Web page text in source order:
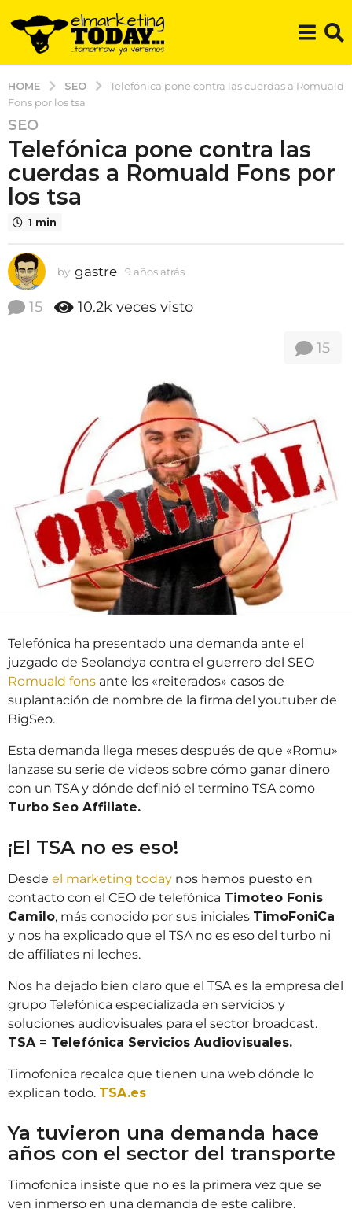
HOME SEO
Telefónica pone contra las cuerdas a Romuald
Fons por los tsa
9
a
o
s
a
r
á
6
SEO
Telefónica pone contra las
cuerdas a Romuald Fons por
los tsa
1 min
by gastre 9 años atrás
ñ
á
s
15 10.2k veces visto
15
Telefónica ha presentado una demanda ante el
juzgado de Seolandya contra el guerrero del SEO
Romuald fons ante los «reiterados» casos de
suplantación de nombre de la firma del youtuber de
BigSeo.
Esta demanda llega meses después de que «Romu»
lanzase su serie de videos sobre cómo ganar dinero
con un TSA y dónde definió el termino TSA como
Turbo Seo Affiliate.
¡El TSA no es eso!
Desde el marketing today nos hemos puesto en
contacto con el CEO de telefónica Timoteo Fonis
Camilo, más conocido por sus iniciales TimoFoniCa
y nos ha explicado que el TSA no es eso del turbo ni
de affiliates ni leches.
Nos ha dejado bien claro que el TSA es la empresa del
grupo Telefónica especializada en servicios y
soluciones audiovisuales para el sector broadcast.
TSA = Telefónica Servicios Audiovisuales.
Timofonica recalca que tienen una web dónde lo
explican todo. TSA.es
Ya tuvieron una demanda hace
años con el sector del transporte
Timofonica insiste que no es la primera vez que se
ven inmerso en una demanda de este calibre.